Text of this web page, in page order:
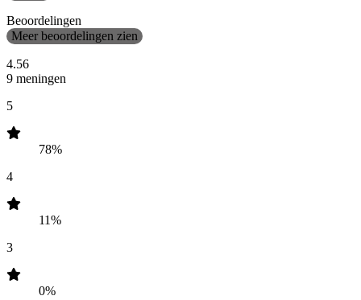
Beoordelingen
Meer beoordelingen zien
4.56
9 meningen
5
78%
4
11%
3
0%